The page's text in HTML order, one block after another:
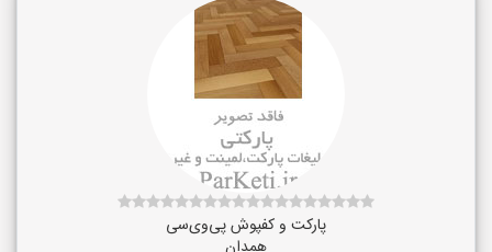
پارکت و کفپوش پی‌وی‌سی